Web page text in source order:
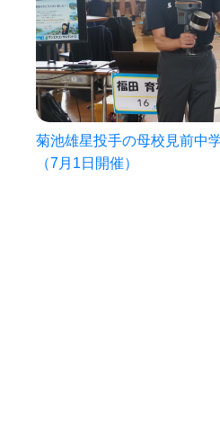
一戸中未来パスポート2026!!